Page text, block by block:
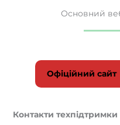
Основний
Офіційний сайт
Контакти